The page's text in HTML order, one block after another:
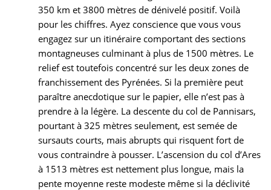
350 km et 3800 mètres de dénivelé positif. Voilà
pour les chiffres. Ayez conscience que vous vous
engagez sur un itinéraire comportant des sections
montagneuses culminant à plus de 1500 mètres. Le
relief est toutefois concentré sur les deux zones de
franchissement des Pyrénées. Si la première peut
paraître anecdotique sur le papier, elle n’est pas à
prendre à la légère. La descente du col de Pannisars,
pourtant à 325 mètres seulement, est semée de
sursauts courts, mais abrupts qui risquent fort de
vous contraindre à pousser. L’ascension du col d’Ares
à 1513 mètres est nettement plus longue, mais la
pente moyenne reste modeste même si la déclivité